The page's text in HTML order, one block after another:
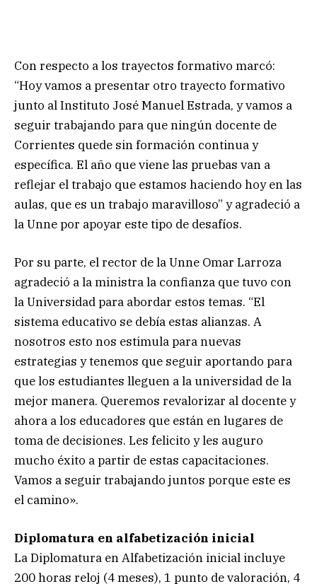
Con respecto a los trayectos formativo marcó:
“Hoy vamos a presentar otro trayecto formativo
junto al Instituto José Manuel Estrada, y vamos a
seguir trabajando para que ningún docente de
Corrientes quede sin formación continua y
específica. El año que viene las pruebas van a
reflejar el trabajo que estamos haciendo hoy en las
aulas, que es un trabajo maravilloso” y agradeció a
la Unne por apoyar este tipo de desafíos.
Por su parte, el rector de la Unne Omar Larroza
agradeció a la ministra la confianza que tuvo con
la Universidad para abordar estos temas. “El
sistema educativo se debía estas alianzas. A
nosotros esto nos estimula para nuevas
estrategias y tenemos que seguir aportando para
que los estudiantes lleguen a la universidad de la
mejor manera. Queremos revalorizar al docente y
ahora a los educadores que están en lugares de
toma de decisiones. Les felicito y les auguro
mucho éxito a partir de estas capacitaciones.
Vamos a seguir trabajando juntos porque este es
el camino».
Diplomatura en alfabetización inicial
La Diplomatura en Alfabetización inicial incluye
200 horas reloj (4 meses), 1 punto de valoración, 4